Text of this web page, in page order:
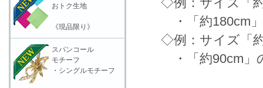
・「約180cm」の
◇例：サイズ「約
・「約90cm」の
おトク生地
《現品限り》
スパンコール
モチーフ
・シングルモチーフ